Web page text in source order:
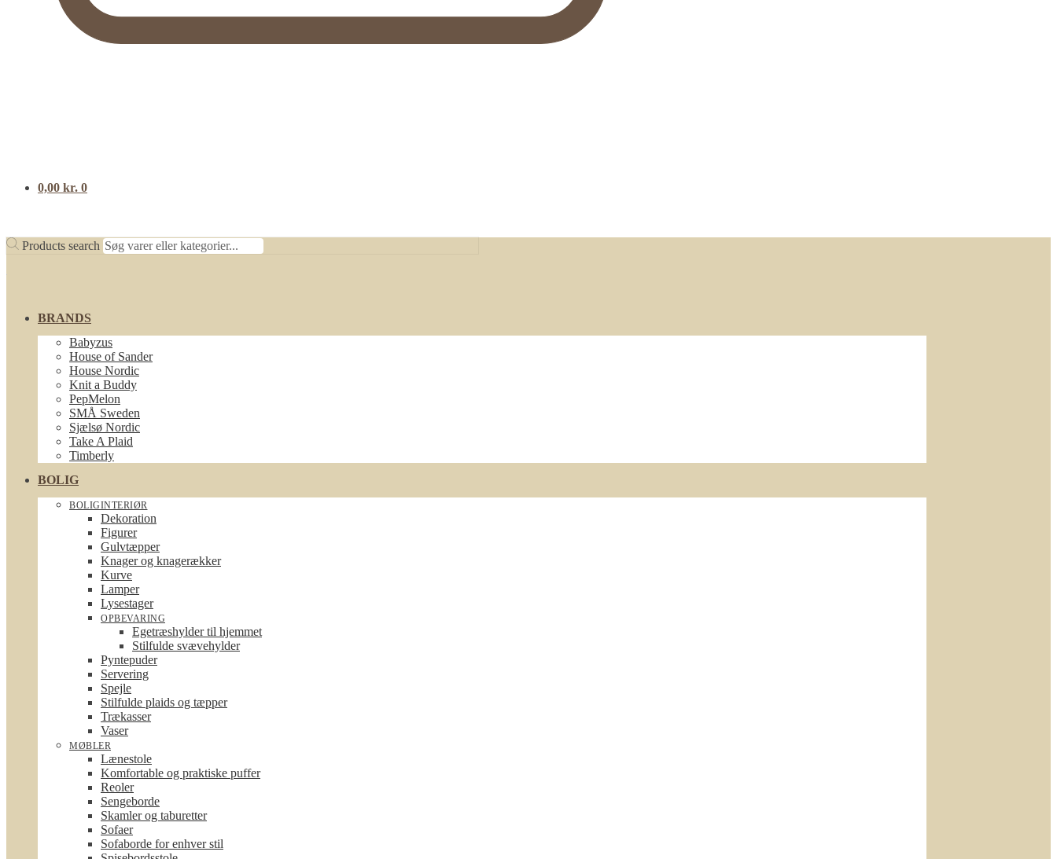
0,00 kr. 0
Products search
BRANDS
Babyzus
House of Sander
House Nordic
Knit a Buddy
PepMelon
SMÅ Sweden
Sjælsø Nordic
Take A Plaid
Timberly
BOLIG
BOLIGINTERIØR
Dekoration
Figurer
Gulvtæpper
Knager og knagerækker
Kurve
Lamper
Lysestager
OPBEVARING
Egetræshylder til hjemmet
Stilfulde svævehylder
Pyntepuder
Servering
Spejle
Stilfulde plaids og tæpper
Trækasser
Vaser
MØBLER
Lænestole
Komfortable og praktiske puffer
Reoler
Sengeborde
Skamler og taburetter
Sofaer
Sofaborde for enhver stil